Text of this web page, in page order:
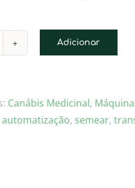
Adicionar
Canábis Medicinal,
automatização, semear,